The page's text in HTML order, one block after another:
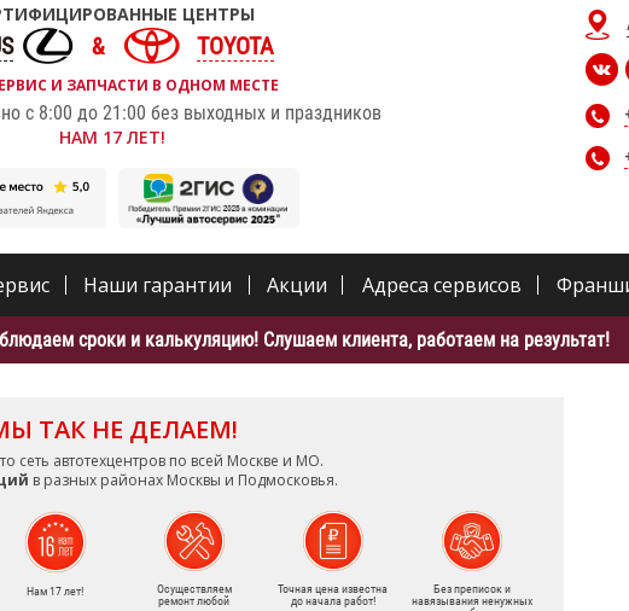
ЦЕНТРЫ
TOYOTA
И ЗАПЧАСТИ В ОДНОМ МЕСТЕ
с 8:00 до 21:00 без выходных и праздников
НАМ 17 ЛЕТ!
Наши гарантии Акции Адреса сервисов
сроки и калькуляцию! Слушаем клиента, работаем на результат!
ТАК НЕ ДЕЛАЕМ!
сеть автотехцентров по всей Москве и МО.
в разных районах Москвы и Подмосковья.
Нам 17 лет!
Осуществляем
ремонт любой
Точная цена известна
до начала работ!
Без преписок и
навязывания ненужных